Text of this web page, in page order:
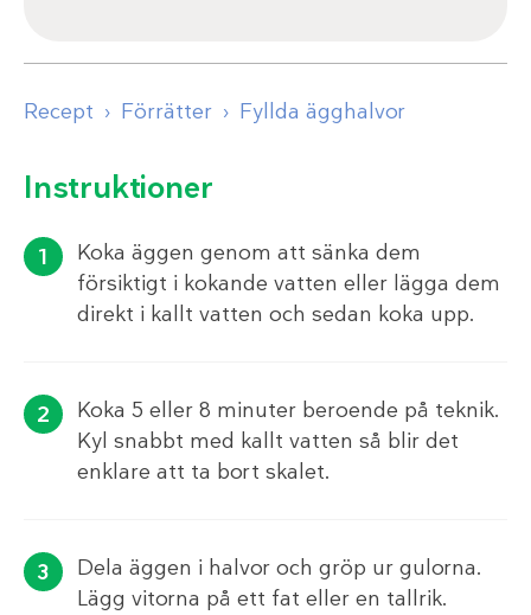
Recept Förrätter Fyllda ägghalvor
Instruktioner
Koka äggen genom att sänka dem
försiktigt i kokande vatten eller lägga dem
direkt i kallt vatten och sedan koka upp.
Koka 5 eller 8 minuter beroende på teknik.
Kyl snabbt med kallt vatten så blir det
enklare att ta bort skalet.
Dela äggen i halvor och gröp ur gulorna.
Lägg vitorna på ett fat eller en tallrik.